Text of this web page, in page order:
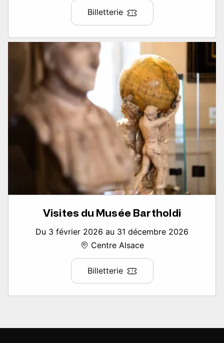
Billetterie
Visites du Musée Bartholdi
Du 3 février 2026 au 31 décembre 2026
Centre Alsace
Billetterie